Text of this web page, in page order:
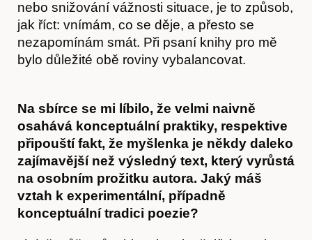
Články
nebo snižování vážnosti situace, je to způsob,
jak říct: vnímám, co se děje, a přesto se
nezapomínám smát. Při psaní knihy pro mě
bylo důležité obě roviny vybalancovat.
Na sbírce se mi líbilo, že velmi naivně
osahává konceptuální praktiky, respektive
připouští fakt, že myšlenka je někdy daleko
zajímavější než výsledný text, který vyrůstá
na osobním prožitku autora. Jaký máš
vztah k experimentální, případně
konceptuální tradici poezie?